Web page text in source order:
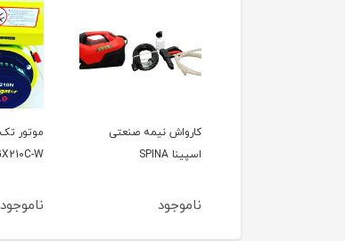
موتور تک کواکس COVAX
GX210C-W
ناموجود
کاما KAMA
ناموجود